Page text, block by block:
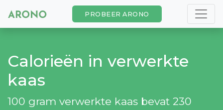
PROBEER ARONO
Calorieën in verwerkte
kaas
100 gram verwerkte kaas bevat 230